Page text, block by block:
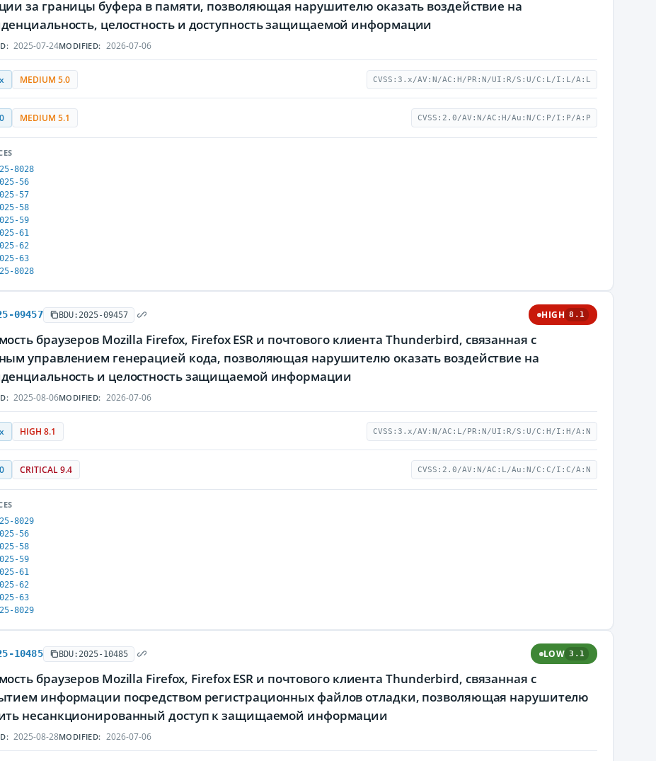
за границы буфера в памяти, позволяющая нарушителю оказать воздействие на
целостность и доступность защищаемой информации
2025-07-24MODIFIED: 2026-07-06
MEDIUM 5.0 CVSS:3.x/AV:N/AC:H/PR:N/UI:R/S:U/C:L/I:L/A:L
MEDIUM 5.1 CVSS:2.0/AV:N/AC:H/Au:N/C:P/I:P/A:P
8028
56
57
58
59
61
62
63
8028
09457 BDU:2025-09457 HIGH 8.1
браузеров Mozilla Firefox, Firefox ESR и почтового клиента Thunderbird, связанная с
управлением генерацией кода, позволяющая нарушителю оказать воздействие на
и целостность защищаемой информации
2025-08-06MODIFIED: 2026-07-06
HIGH 8.1 CVSS:3.x/AV:N/AC:L/PR:N/UI:R/S:U/C:H/I:H/A:N
CRITICAL 9.4 CVSS:2.0/AV:N/AC:L/Au:N/C:C/I:C/A:N
8029
56
58
59
61
62
63
8029
10485 BDU:2025-10485 LOW 3.1
браузеров Mozilla Firefox, Firefox ESR и почтового клиента Thunderbird, связанная с
информации посредством регистрационных файлов отладки, позволяющая нарушителю
несанкционированный доступ к защищаемой информации
2025-08-28MODIFIED: 2026-07-06